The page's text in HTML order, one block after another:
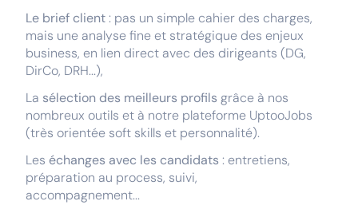
Le brief client: pas un simple cahier des charges,
mais une analyse fine et stratégique des enjeux
business, en lien direct avec des dirigeants (DG,
DirCo, DRH...),
La sélection des meilleurs profils grâce à nos
nombreux outils et à notre plateforme UptooJobs
(très orientée soft skills et personnalité).
Les échanges avec les candidats : entretiens,
préparation au process, suivi,
accompagnement...